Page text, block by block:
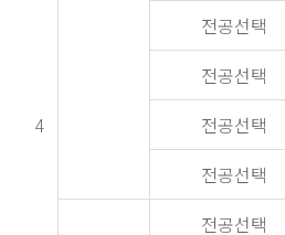
4
전공선택
전공선택
전공선택
전공선택
전공선택